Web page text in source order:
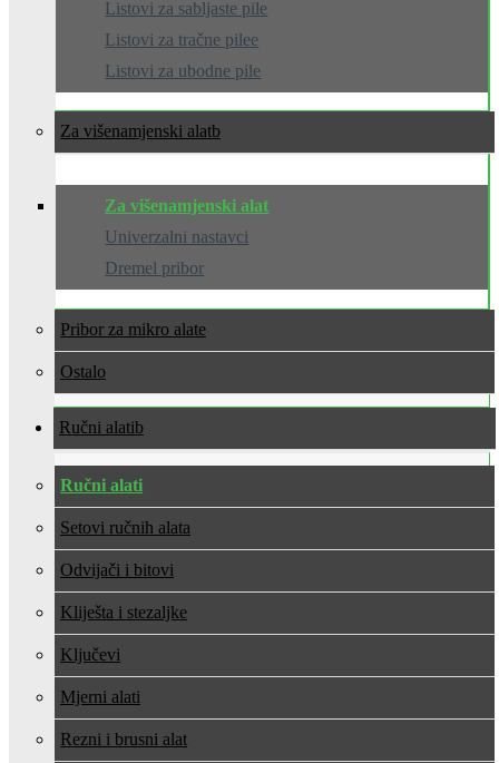
Listovi za sabljaste pile
Listovi za tračne pilee
Listovi za ubodne pile
Za višenamjenski alat
Za višenamjenski alat
Univerzalni nastavci
Dremel pribor
Pribor za mikro alate
Ostalo
Ručni alati
Ručni alati
Setovi ručnih alata
Odvijači i bitovi
Kliješta i stezaljke
Ključevi
Mjerni alati
Rezni i brusni alat